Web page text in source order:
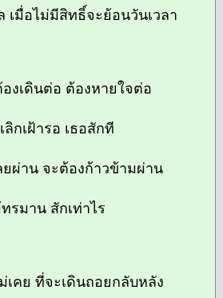
เมื่อไม่มีสิทธิ์จะย้อนวันเวลา
งเดินต่อ ต้องหายใจต่อ
ลิกเฝ้ารอ เธอสักที
ผ่าน จะต้องก้าวข้ามผ่าน
รมาน สักเท่าไร
เคย ที่จะเดินถอยกลับหลัง